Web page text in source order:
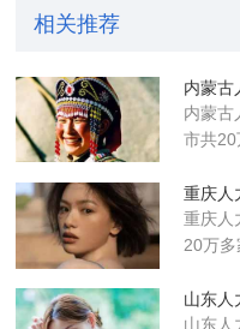
相关推荐
内蒙古
内蒙古
市共20
重庆人
重庆人
20万多
山东人
山东人